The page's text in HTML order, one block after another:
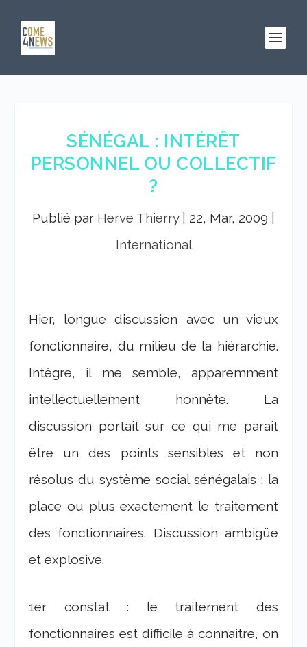
SÉNÉGAL : INTÉRÊT
PERSONNEL OU COLLECTIF
?
Publié par Herve Thierry| 22, Mar, 2009
International
Hier, longue discussion avec un vieux
fonctionnaire, du milieu de la hiérarchie.
Intègre, il me semble, apparemment
intellectuellement honnète. La
discussion portait sur ce qui me parait
être un des points sensibles et non
résolus du système social sénégalais : la
place ou plus exactement le traitement
des fonctionnaires. Discussion ambigüe
et explosive.
1er constat : le traitement des
fonctionnaires est difficile à connaitre, on